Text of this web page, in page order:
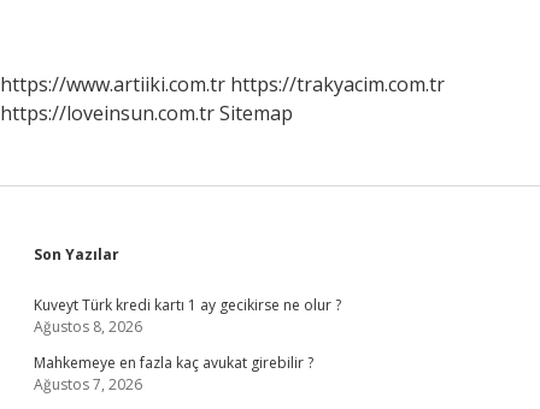
https://www.artiiki.com.tr https://trakyacim.com.tr
https://loveinsun.com.trSitemap
Sidebar
Son Yazılar
Kuveyt Türk kredi kartı 1 ay gecikirse ne olur ?
Ağustos 8, 2026
Mahkemeye en fazla kaç avukat girebilir ?
Ağustos 7, 2026